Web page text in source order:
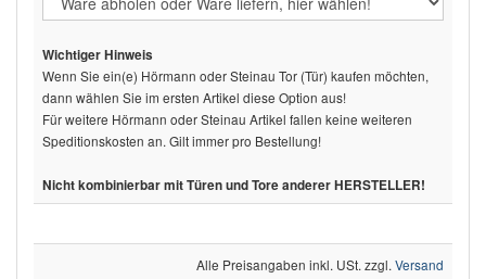
Wichtiger Hinweis
Wenn Sie ein(e) Hörmann oder Steinau Tor (Tür) kaufen möchten,
dann wählen Sie im ersten Artikel diese Option aus!
Für weitere Hörmann oder Steinau Artikel fallen keine weiteren
Speditionskosten an. Gilt immer pro Bestellung!
Nicht kombinierbar mit Türen und Tore anderer HERSTELLER!
Alle Preisangaben inkl. USt. zzgl. Versand